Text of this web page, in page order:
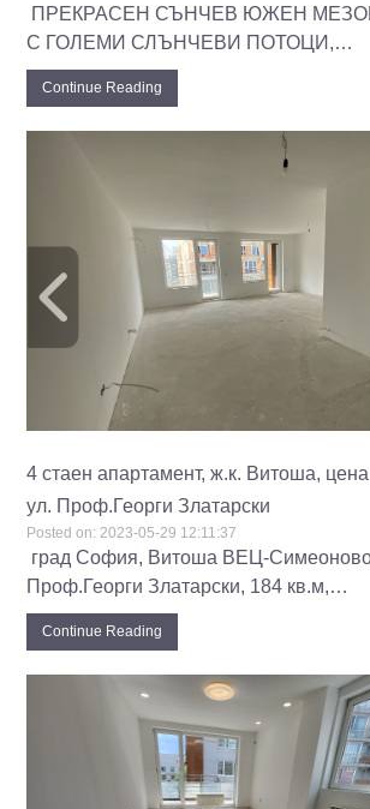
ПРЕКРАСЕН СЪНЧЕВ ЮЖЕН
С ГОЛЕМИ СЛЪНЧЕВИ ПОТОЦИ,…
Continue Reading
4 стаен апартамент, ж.к. Витоша,
ул. Проф.Георги Златарски
Posted on: 2023-05-29 12:11:37
град София, Витоша ВЕЦ-
Проф.Георги Златарски, 184 кв.м,…
Continue Reading